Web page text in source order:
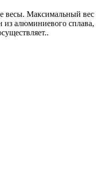
весы. Максимальный вес
из алюминиевого сплава,